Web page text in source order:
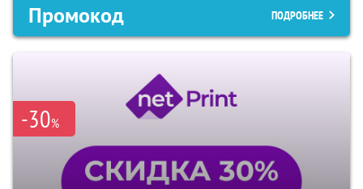
Промокод ПОДРОБНЕЕ
-30%